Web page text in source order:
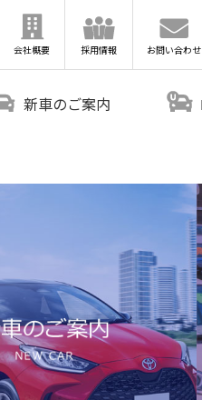
会社概要 採用情報 お問い合わせ
新車のご案内